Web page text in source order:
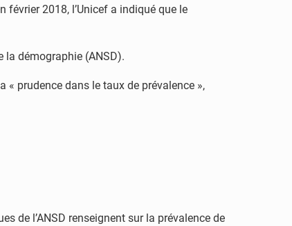
février 2018, l’Unicef a indiqué que le
la démographie (ANSD).
« prudence dans le taux de prévalence »,
de l’ANSD renseignent sur la prévalence de